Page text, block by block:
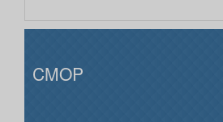
CMOP